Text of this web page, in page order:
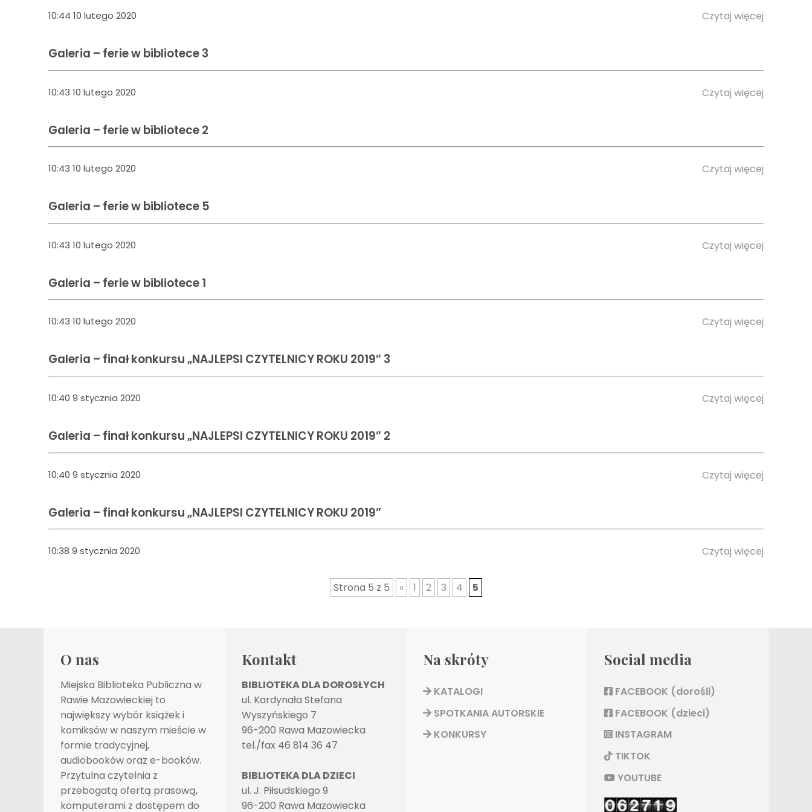
10:44 10 lutego 2020 Czytaj więcej
Galeria – ferie w bibliotece 3
10:43 10 lutego 2020 Czytaj więcej
Galeria – ferie w bibliotece 2
10:43 10 lutego 2020 Czytaj więcej
Galeria – ferie w bibliotece 5
10:43 10 lutego 2020 Czytaj więcej
Galeria – ferie w bibliotece 1
10:43 10 lutego 2020 Czytaj więcej
Galeria – finał konkursu „NAJLEPSI CZYTELNICY ROKU 2019” 3
10:40 9 stycznia 2020 Czytaj więcej
Galeria – finał konkursu „NAJLEPSI CZYTELNICY ROKU 2019” 2
10:40 9 stycznia 2020 Czytaj więcej
Galeria – finał konkursu „NAJLEPSI CZYTELNICY ROKU 2019”
10:38 9 stycznia 2020 Czytaj więcej
Strona 5 z 5 « 1 2 3 4 5
O nas
Miejska Biblioteka Publiczna w
Rawie Mazowieckiej to
największy wybór książek i
komiksów w naszym mieście w
formie tradycyjnej,
audiobooków oraz e-booków.
Przytulna czytelnia z
przebogatą ofertą prasową,
komputerami z dostępem do
Kontakt
BIBLIOTEKA DLA DOROSŁYCH
ul. Kardynała Stefana
Wyszyńskiego 7
96-200 Rawa Mazowiecka
tel./fax 46 814 36 47
BIBLIOTEKA DLA DZIECI
ul. J. Piłsudskiego 9
96-200 Rawa Mazowiecka
Na skróty
KATALOGI
SPOTKANIA AUTORSKIE
KONKURSY
Social media
FACEBOOK (dorośli)
FACEBOOK (dzieci)
INSTAGRAM
TIKTOK
YOUTUBE